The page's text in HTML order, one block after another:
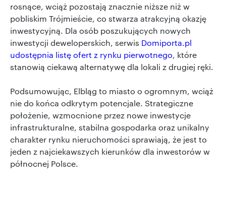
rosnące, wciąż pozostają znacznie niższe niż w
pobliskim Trójmieście, co stwarza atrakcyjną okazję
inwestycyjną. Dla osób poszukujących nowych
inwestycji deweloperskich, serwis Domiporta.pl
udostępnia listę ofert z rynku pierwotnego, które
stanowią ciekawą alternatywę dla lokali z drugiej ręki.
Podsumowując, Elbląg to miasto o ogromnym, wciąż
nie do końca odkrytym potencjale. Strategiczne
położenie, wzmocnione przez nowe inwestycje
infrastrukturalne, stabilna gospodarka oraz unikalny
charakter rynku nieruchomości sprawiają, że jest to
jeden z najciekawszych kierunków dla inwestorów w
północnej Polsce.